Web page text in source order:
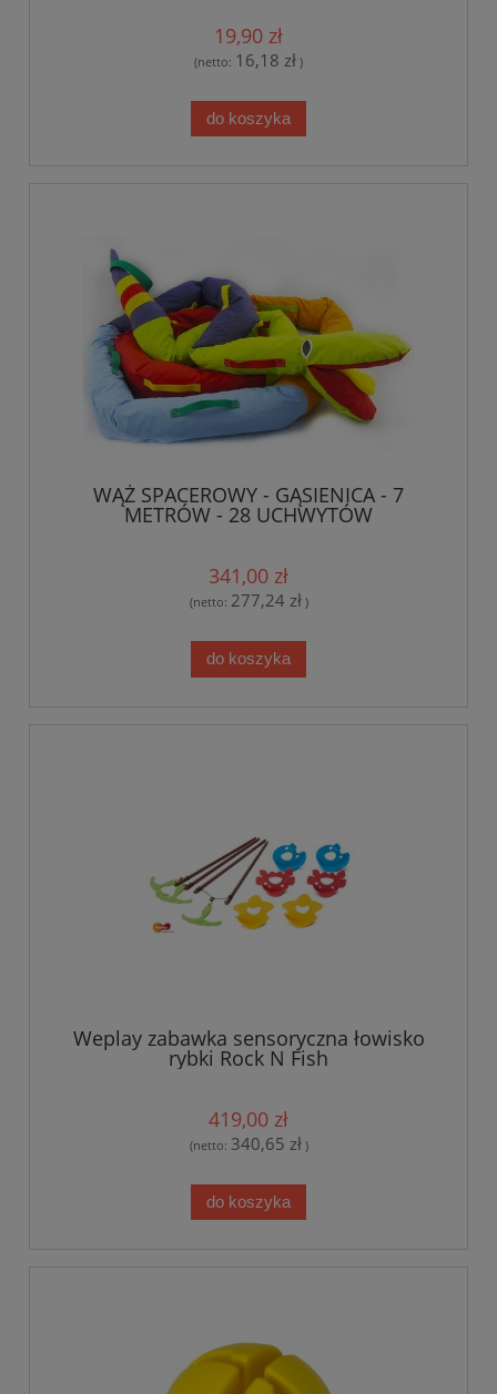
19,90 zł
(netto: 16,18 zł )
do koszyka
WĄŻ SPACEROWY - GĄSIENICA - 7
METRÓW - 28 UCHWYTÓW
341,00 zł
(netto: 277,24 zł)
do koszyka
Weplay zabawka sensoryczna łowisko
rybki Rock N Fish
419,00 zł
(netto: 340,65 zł)
do koszyka